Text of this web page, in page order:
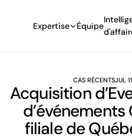
Expertise Équipe
CAS RÉCENTSJUL
Acquisition
d’événements
filiale de